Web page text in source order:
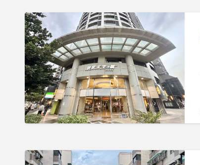
1258
萬/
台
中
市
南
區
忠
明
路
未
來
之
翼
雙
套
房
768
萬/
中
香